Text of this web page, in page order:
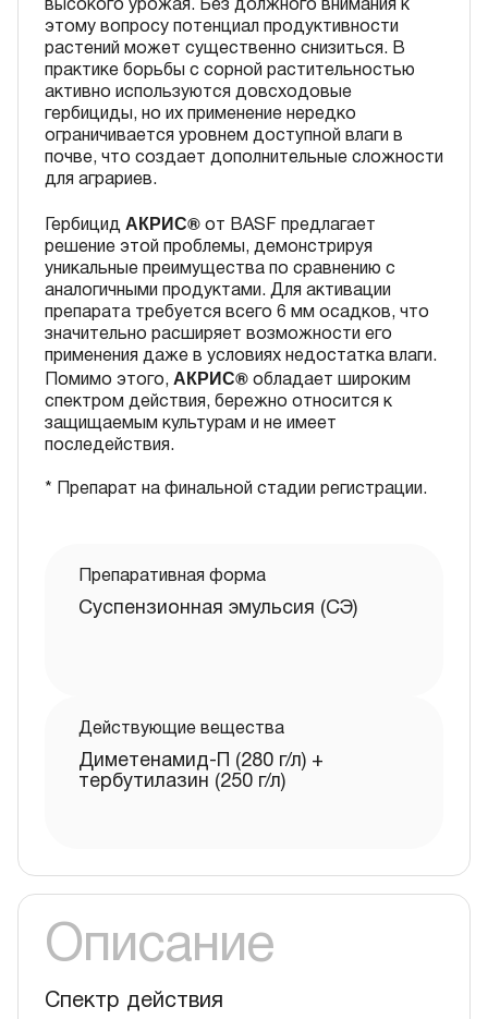
высокого урожая. Без должного внимания к
этому вопросу потенциал продуктивности
растений может существенно снизиться. В
практике борьбы с сорной растительностью
активно используются довсходовые
гербициды, но их применение нередко
ограничивается уровнем доступной влаги в
почве, что создает дополнительные сложности
для аграриев.
Гербицид АКРИС® от BASF предлагает
решение этой проблемы, демонстрируя
уникальные преимущества по сравнению с
аналогичными продуктами. Для активации
препарата требуется всего 6 мм осадков, что
значительно расширяет возможности его
применения даже в условиях недостатка влаги.
Помимо этого, АКРИС® обладает широким
спектром действия, бережно относится к
защищаемым культурам и не имеет
последействия.
* Препарат на финальной стадии регистрации.
Препаративная форма
Суспензионная эмульсия (СЭ)
Действующие вещества
Диметенамид-П (280 г/л) +
тербутилазин (250 г/л)
Описание
Спектр действия